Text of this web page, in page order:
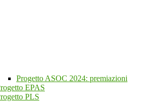
Progetto ASOC 2024: premiazioni
EPAS
PLS